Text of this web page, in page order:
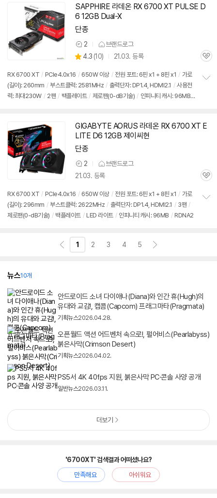
SAPPHIRE 라데온 RX 6700 XT PULSE D
6 12GB Dual-X
단종
상
품
견
2 브랜드로그
별
점
4.3 (상
리
뷰
10) 21.03. 등록
관
RX 6700 XT / PCIe4.0x16 / 650W 이상 / 전원 포트: 6핀 x1 + 8핀 x1 / 가로
(길이): 260mm / 부스트클럭: 2581MHz / 출력단자: DP1.4, HDMI2.1 / 사용전
력: 최대230W / 2팬 / 백플레이트 / 제로팬(0-dB기술) / 인피니티 캐시: 96MB
기
GIGABYTE AORUS 라데온 RX 6700 XT E
LITE D6 12GB 제이씨현
단종
상
품
견
2
브랜드로그
21.03. 등록
관
RX 6700 XT / PCIe4.0x16 / 650W 이상 / 전원 포트: 6핀 x1 + 8핀 x1 / 가로
(길이): 296mm / 부스트클럭: 2622MHz / 출력단자: DP1.4, HDMI2.1 / 3팬 /
제로팬(0-dB기술) / 백플레이트 / LED 라이트 / 인피니티 캐시: 96MB / RDNA2
1 2 3 4 5
뉴스10개
안드로이드 소녀 다이애나(Diana)와 인간 휴(Hugh)의
유대와 교감!, 캡콤(Capcom) 프래그마타(Pragmata)
기획뉴스2026.04.28.
오픈월드 액션 어드벤처 속으로!, 펄어비스(Pearlabyss)
붉은사막(Crimson Desert)
기획뉴스2026.04.02.
PS5서 4K 40fps 지원, 붉은사막 PC·콘솔 사양 공개
일반뉴스2026.03.11.
더보기
'6700XT' 검색결과 어떠셨나요?
만족해요
아쉬워요